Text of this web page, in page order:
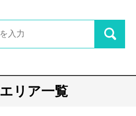
エリア一覧